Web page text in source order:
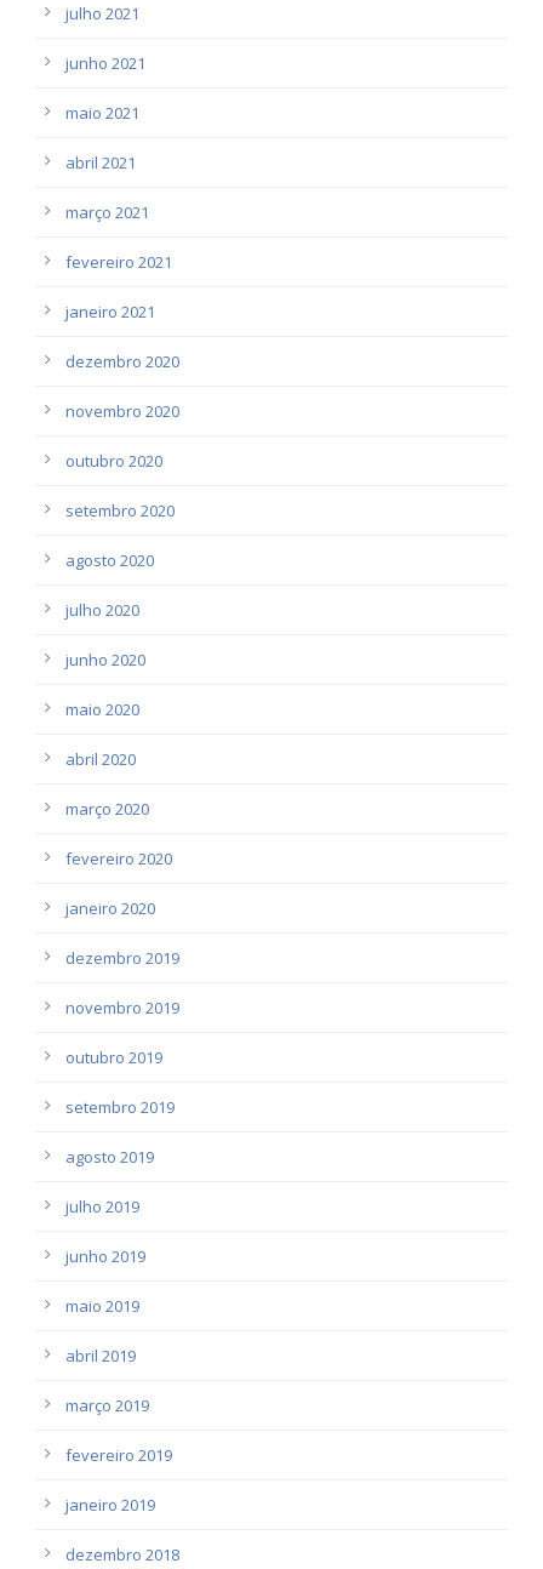
julho 2021
junho 2021
maio 2021
abril 2021
março 2021
fevereiro 2021
janeiro 2021
dezembro 2020
novembro 2020
outubro 2020
setembro 2020
agosto 2020
julho 2020
junho 2020
maio 2020
abril 2020
março 2020
fevereiro 2020
janeiro 2020
dezembro 2019
novembro 2019
outubro 2019
setembro 2019
agosto 2019
julho 2019
junho 2019
maio 2019
abril 2019
março 2019
fevereiro 2019
janeiro 2019
dezembro 2018